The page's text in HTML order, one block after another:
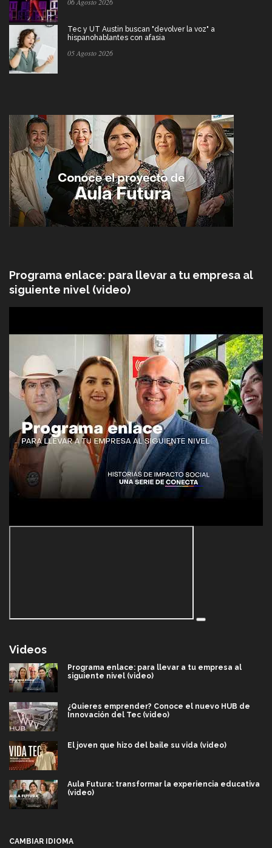
Tec y UT Austin buscan "devolver la voz" a
hispanohablantes con afasia
05 Agosto 2026
Programa enlace: para llevar a tu empresa al
siguiente nivel (video)
Videos
Programa enlace: para llevar a tu empresa al
siguiente nivel (video)
¿Quieres emprender? Conoce el nuevo HUB de
Innovación del Tec (video)
El joven que hizo del baile su vida (video)
Aula Futura: transformar la experiencia educativa
(video)
CAMBIAR IDIOMA